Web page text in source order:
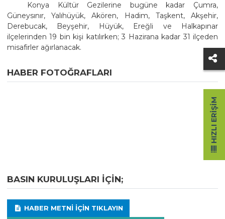
Konya Kültür Gezilerine bugüne kadar Çumra,
Güneysınır, Yalıhüyük, Akören, Hadim, Taşkent, Akşehir,
Derebucak, Beyşehir, Hüyük, Ereğli ve Halkapınar
ilçelerinden 19 bin kişi katılırken; 3 Hazirana kadar 31 ilçeden
misafirler ağırlanacak.
HABER FOTOĞRAFLARI
BASIN KURULUŞLARI IÇIN;
HABER METNI IÇIN TIKLAYIN
HIZLI ERIŞIM